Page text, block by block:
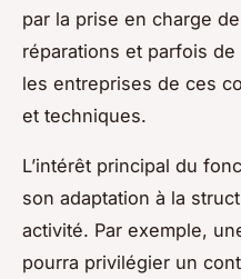
par la prise en charge
réparations et parfois de
les entreprises de ces
et techniques.
L’intérêt principal du
son adaptation à la
activité. Par exemple,
pourra privilégier un